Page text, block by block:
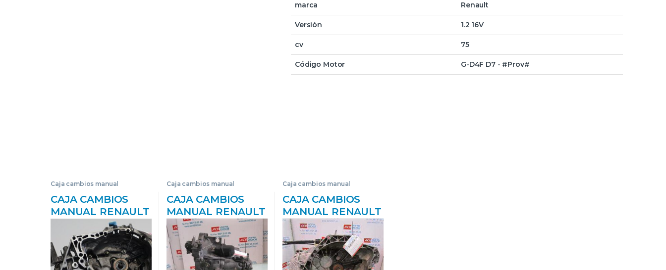
marca Renault
Versión 1.2 16V
cv 75
Código Motor G-D4F D7 - #Prov#
Caja cambios manual
CAJA CAMBIOS
MANUAL RENAULT
MEGANE II (BM0/1_,
CM0/1_) 1.6 16V K4M
760 K4M760
JH3142 GRIS
Caja cambios manual
CAJA CAMBIOS
MANUAL RENAULT
ESPACE /GRAND
ESPACE (JE0)(1996-
>) 2.2 12V TD (JE0E,
JE0H, JE0P) G8T
Caja cambios manual
CAJA CAMBIOS
MANUAL RENAULT
GRAND ESPACE –
#PROV# 2.2 DCI –
#PROV# D/ G9T J 7
– #PROV#